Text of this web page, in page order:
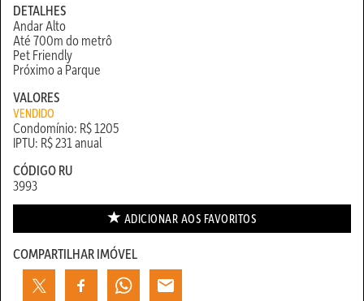
DETALHES
Andar Alto
Até 700m do metrô
Pet Friendly
Próximo a Parque
VALORES
VENDIDO
Condomínio: R$ 1205
IPTU: R$ 231 anual
CÓDIGO RU
3993
ADICIONAR AOS FAVORITOS
COMPARTILHAR IMÓVEL